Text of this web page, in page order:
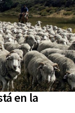
en la